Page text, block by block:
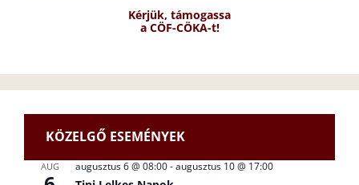
Kérjük, támogassa
a CÖF-CÖKA-t!
KÖZELGŐ ESEMÉNYEK
AUG augusztus 6 @ 08:00-augusztus 10 @ 17:00